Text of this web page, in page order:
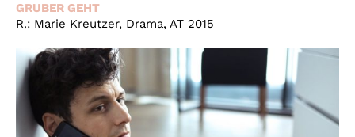
GRUBER GEHT
R.: Marie Kreutzer, Drama, AT 2015